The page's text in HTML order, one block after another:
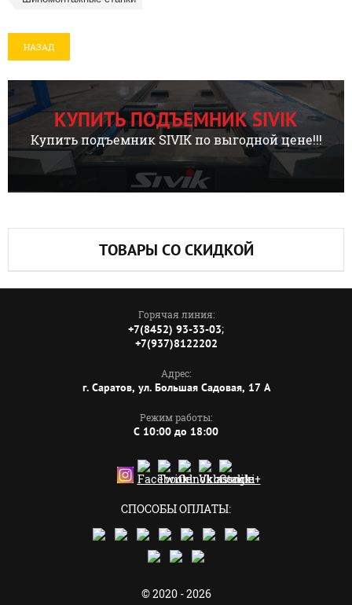
НАЗАД
КУПИТЬ ПОДЪЕМНИК SIVIK
Купить подъемник SIVIK по выгодной цене!!!
ТОВАРЫ СО СКИДКОЙ
Горячая линия:
+7(8452) 93-33-03;
+7(937)8122202
Адрес:
г. Саратов, ул. Большая Садовая, 17 А
Режим работы:
C 10:00 до 18:00
СПОСОБЫ ОПЛАТЫ:
© 2020 - 2026